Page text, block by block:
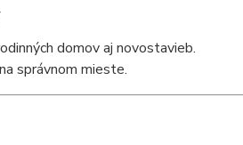
domov aj novostavieb.
správnom mieste.